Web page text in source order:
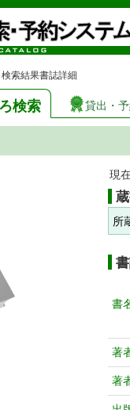
検索結果書誌詳細
検索 貸出・
現
所
書
著
著